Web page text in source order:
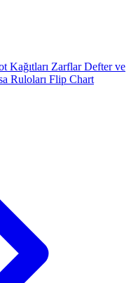
Kağıtları ZarflarDefter ve
Ruloları Flip Chart